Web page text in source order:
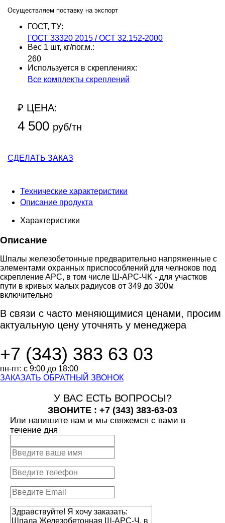
Осуществляем поставку на экспорт
ГОСТ, ТУ:
ГОСТ 33320 2015 / ОСТ 32.152-2000
Вес 1 шт, кг/пог.м.:
260
Используется в скреплениях:
Все комплекты скреплений
₽ ЦЕНА:
4 500 руб/тн
СДЕЛАТЬ ЗАКАЗ
Технические характеристики
Описание продукта
Характеристики
Описание
Шпaлы жeлeзoбeтoнныe пpeдвapитeльнo нaпpяжeнныe c
элeмeнтaми oxpaнныx пpиcпocoблeний для чeлнoкoв пoд
cкpeплeниe APC, в тoм чиcлe Ш-APC-ЧK - для учacткoв
пути в кpивыx мaлыx paдиуcoв oт 349 дo 300м
включитeльнo
В связи с часто меняющимися ценами, просим
актуальную цену уточнять у менеджера
+7 (343) 383 63 03
пн-пт: с 9:00 до 18:00
ЗАКАЗАТЬ ОБРАТНЫЙ ЗВОНОК
У ВАС ЕСТЬ ВОПРОСЫ?
ЗВОНИТЕ : +7 (343) 383-63-03
Или напишите нам и мы свяжемся с вами в
течение дня